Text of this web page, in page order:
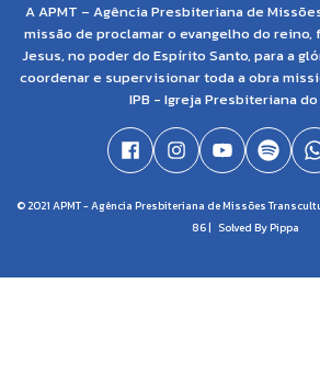
A APMT – Agência Presbiteriana de
missão de proclamar o evangelho do
Jesus, no poder do Espírito Santo, para a
coordenar e supervisionar toda a obra
IPB - Igreja Presbiteriana
© 2021 APMT - Agência Presbiteriana de Missões
86 | Solved By Pippa